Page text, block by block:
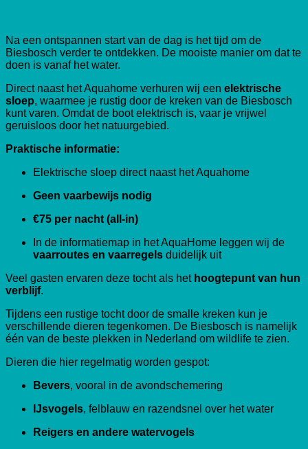
Na een ontspannen start van de dag is het tijd om de
Biesbosch verder te ontdekken. De mooiste manier om dat te
doen is vanaf het water.
Direct naast het Aquahome verhuren wij een elektrische
sloep, waarmee je rustig door de kreken van de Biesbosch
kunt varen. Omdat de boot elektrisch is, vaar je vrijwel
geruisloos door het natuurgebied.
Praktische informatie:
Elektrische sloep direct naast het Aquahome
Geen vaarbewijs nodig
€75 per nacht (all-in)
In de informatiemap in het AquaHome leggen wij de
vaarroutes en vaarregels duidelijk uit
Veel gasten ervaren deze tocht als het hoogtepunt van hun
verblijf.
Tijdens een rustige tocht door de smalle kreken kun je
verschillende dieren tegenkomen. De Biesbosch is namelijk
één van de beste plekken in Nederland om wildlife te zien.
Dieren die hier regelmatig worden gespot:
Bevers, vooral in de avondschemering
IJsvogels, felblauw en razendsnel over het water
Reigers en andere watervogels